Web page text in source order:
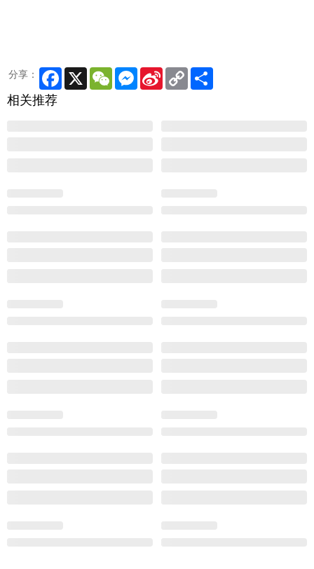
分享： Facebook
X WeChatMessenger
Sina
Weibo
Copy
Link
相关推荐